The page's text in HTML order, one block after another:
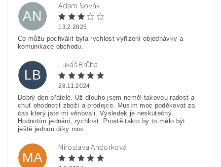
AN
Adam Novák
13.2.2025
Co můžu pochválit byla rychlost vyřízení objednávky a
komunikace obchodu.
LB
Lukáš Brůha
28.11.2024
Dobrý den přátelé. Už dlouho jsem neměl takovou radost a
chuť ohodnotit zboží a prodejce. Musím moc poděkovat za
čas který jste mi věnovali. Výsledek je neskutečný.
Hodnotím jednání, rychlost. Prostě takto by to mělo být....
ještě jednou díky moc.
MA
Miroslava Andorková